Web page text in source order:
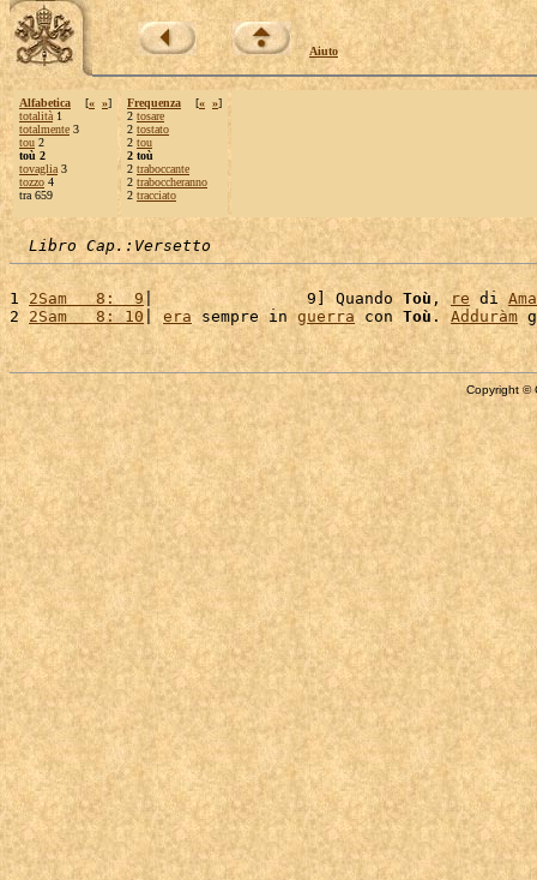
Aiuto
Alfabetica [« »]
totalità 1
totalmente 3
tou 2
toù 2
tovaglia 3
tozzo 4
tra 659
Frequenza [« »]
2 tosare
2 tostato
2 tou
2 toù
2 traboccante
2 traboccheranno
2 tracciato
Libro Cap.:Versetto
1 2Sam   8:  9|                9] Quando Toù , re di
2 2Sam   8: 10 era sempre in guerra con Toù . Adduràm
Copyright ©